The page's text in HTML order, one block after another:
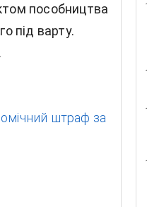
пособництва
під варту.
штраф за